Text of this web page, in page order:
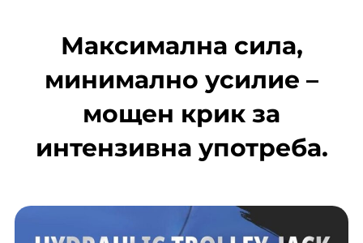
Максимална сила,
минимално усилие –
мощен крик за
интензивна употреба.